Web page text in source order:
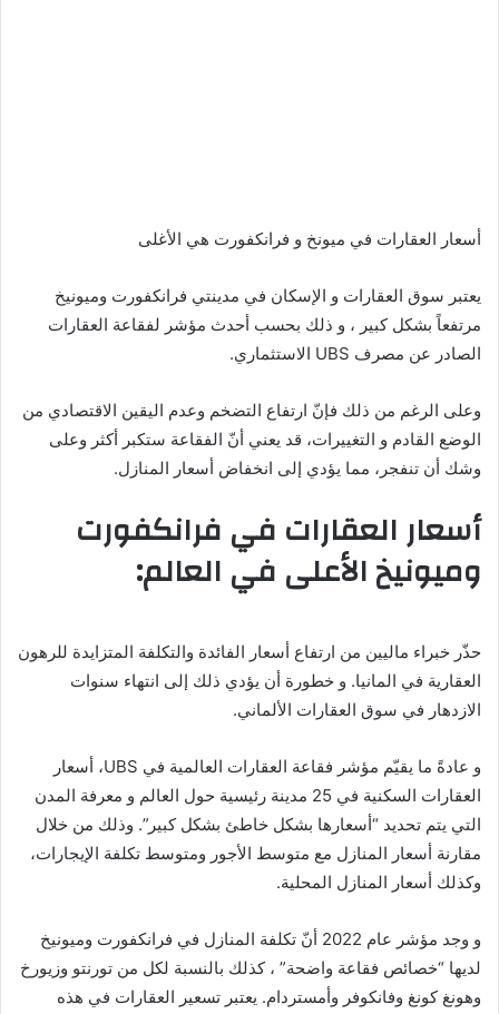
أسعار العقارات في ميونخ و فرانكفورت هي الأغلى
يعتبر سوق العقارات و الإسكان في مدينتي فرانكفورت وميونيخ
مرتفعاً بشكل كبير ، و ذلك بحسب أحدث مؤشر لفقاعة العقارات
الصادر عن مصرف UBS الاستثماري.
وعلى الرغم من ذلك فإنّ ارتفاع التضخم وعدم اليقين الاقتصادي من
الوضع القادم و التغييرات، قد يعني أنّ الفقاعة ستكبر أكثر وعلى
وشك أن تنفجر، مما يؤدي إلى انخفاض أسعار المنازل.
أسعار العقارات في فرانكفورت
وميونيخ الأعلى في العالم:
حذّر خبراء ماليين من ارتفاع أسعار الفائدة والتكلفة المتزايدة للرهون
العقارية في المانيا. و خطورة أن يؤدي ذلك إلى انتهاء سنوات
الازدهار في سوق العقارات الألماني.
و عادةً ما يقيّم مؤشر فقاعة العقارات العالمية في UBS، أسعار
العقارات السكنية في 25 مدينة رئيسية حول العالم و معرفة المدن
التي يتم تحديد “أسعارها بشكل خاطئ بشكل كبير”. وذلك من خلال
مقارنة أسعار المنازل مع متوسط الأجور ومتوسط تكلفة الإيجارات،
وكذلك أسعار المنازل المحلية.
و وجد مؤشر عام 2022 أنّ تكلفة المنازل في فرانكفورت وميونيخ
لديها “خصائص فقاعة واضحة” ، كذلك بالنسبة لكل من تورنتو وزيورخ
وهونغ كونغ وفانكوفر وأمستردام. يعتبر تسعير العقارات في هذه